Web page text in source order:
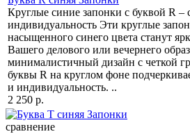
Круглые синие запонки с буквой R –
индивидуальность Эти круглые
насыщенного синего цвета станут
Вашего делового или вечернего
минималистичный дизайн с четкой
буквы R на круглом фоне
и индивидуальность. ..
2 250 р.
сравнение